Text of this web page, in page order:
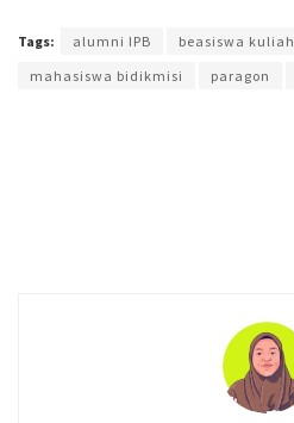
Tags: alumni IPB beasiswa kuliah
mahasiswa bidikmisi
paragon